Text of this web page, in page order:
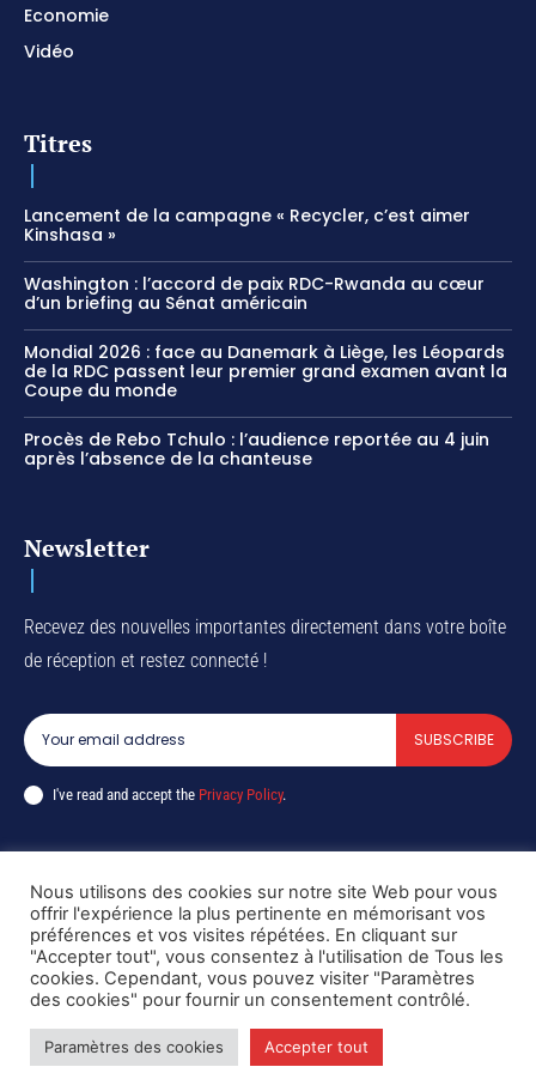
Economie
Vidéo
Titres
Lancement de la campagne « Recycler, c’est aimer
Kinshasa »
Washington : l’accord de paix RDC-Rwanda au cœur
d’un briefing au Sénat américain
Mondial 2026 : face au Danemark à Liège, les Léopards
de la RDC passent leur premier grand examen avant la
Coupe du monde
Procès de Rebo Tchulo : l’audience reportée au 4 juin
après l’absence de la chanteuse
Newsletter
Recevez des nouvelles importantes directement dans votre boîte
de réception et restez connecté !
SUBSCRIBE
I've read and accept the Privacy Policy.
Copyright © DiaspoRDC. All rights reserved
Nous utilisons des cookies sur notre site Web pour vous
offrir l'expérience la plus pertinente en mémorisant vos
préférences et vos visites répétées. En cliquant sur
"Accepter tout", vous consentez à l'utilisation de Tous les
cookies. Cependant, vous pouvez visiter "Paramètres
des cookies" pour fournir un consentement contrôlé.
Paramètres des cookies Accepter tout